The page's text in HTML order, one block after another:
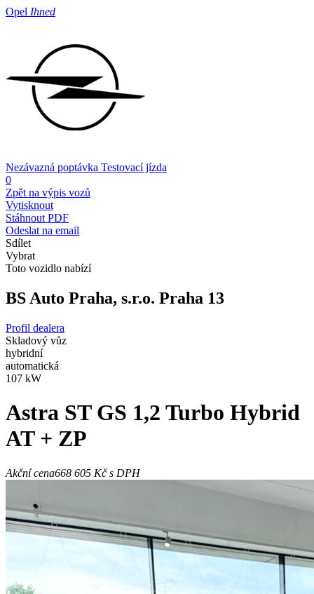
Opel Ihned
Nezávazná poptávka Testovací jízda
0
Zpět na výpis vozů
Vytisknout
Stáhnout PDF
Odeslat na email
Sdílet
Vybrat
Toto vozidlo nabízí
BS Auto Praha, s.r.o. Praha 13
Profil dealera
Skladový vůz
hybridní
automatická
107 kW
Astra ST GS 1,2 Turbo Hybrid
AT + ZP
Akční cena668 605 Kčs DPH